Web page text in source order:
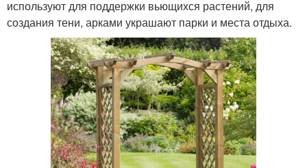
используют для поддержки вьющихся растений, для
создания тени, арками украшают парки и места отдыха.